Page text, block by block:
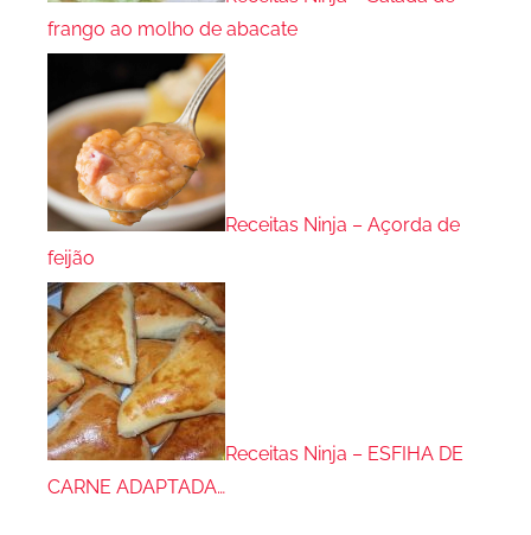
frango ao molho de abacate
Receitas Ninja – Açorda de
feijão
Receitas Ninja – ESFIHA DE
CARNE ADAPTADA…